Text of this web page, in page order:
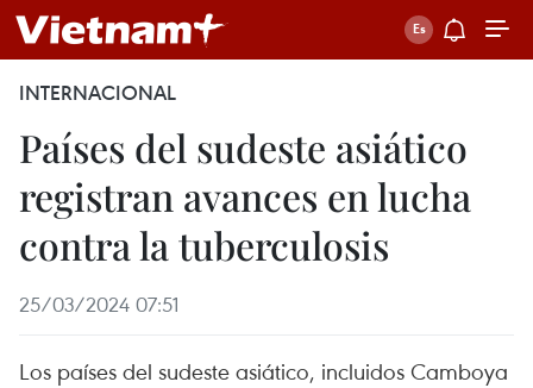
INTERNACIONAL
Países del sudeste asiático
registran avances en lucha
contra la tuberculosis
25/03/2024 07:51
Los países del sudeste asiático, incluidos Camboya